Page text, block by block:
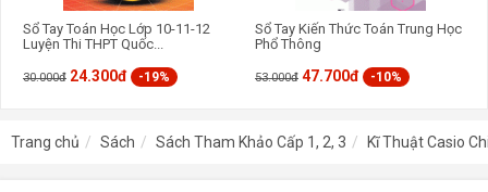
Sổ Tay Toán Học Lớp 10-11-12
Luyện Thi THPT Quốc...
30.000đ 24.300đ -19%
Sổ Tay Kiến Thức Toán Trung Học
Phổ Thông
53.000đ 47.700đ -10%
Trang chủ Sách Sách Tham Khảo Cấp 1, 2, 3 Kĩ Thuật Casio